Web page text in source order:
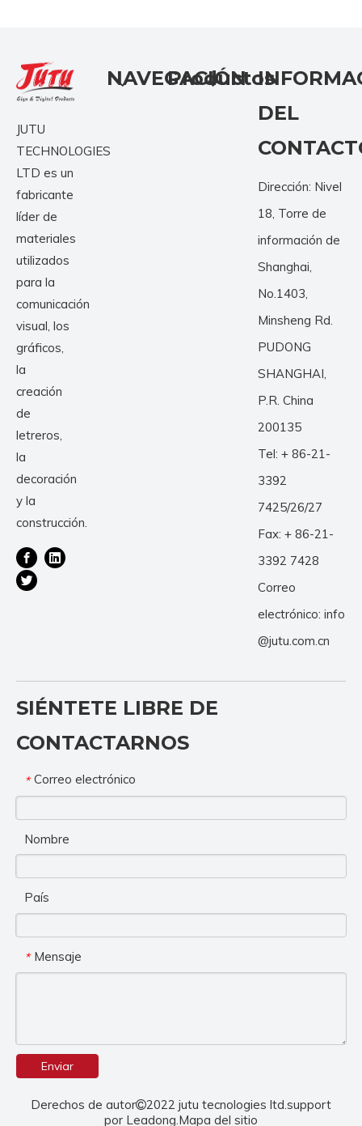
JUTU
TECHNOLOGIES
LTD es un
fabricante
líder de
materiales
utilizados
para la
comunicación
visual, los
gráficos,
la
creación
de
letreros,
la
decoración
y la
construcción.
NAVEGACIÓN
Productos
DEL
Dirección: Nivel
18, Torre de
información de
Shanghai,
No.1403,
Minsheng Rd.
PUDONG
SHANGHAI,
P.R. China
200135
Tel: + 86-21-
3392
7425/26/27
Fax: + 86-21-
3392 7428
Correo
electrónico: info
@jutu.com.cn
SIÉNTETE LIBRE DE
CONTACTARNOS
* Correo electrónico
Nombre
País
* Mensaje
Enviar
Derechos de autor2022 jutu tecnologies ltd.support
por Leadong Mapa del sitio